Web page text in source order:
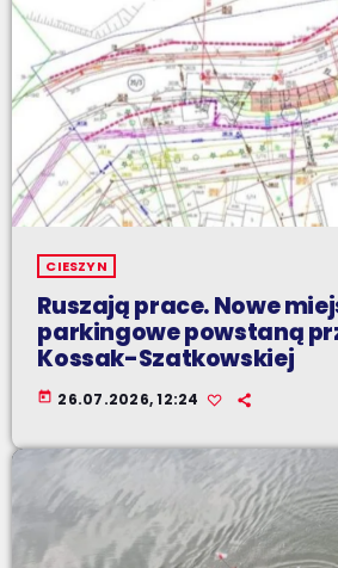
CIESZYN
Ruszają prace. Nowe
parkingowe powstaną
Kossak-Szatkowskiej
today 26.07.2026, 12:24